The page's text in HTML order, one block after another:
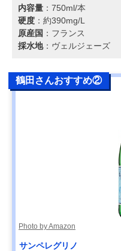
内容量 ：750ml/本
硬度 ：約390mg/L
原産国 ：フランス
採水地：ヴェルジェーズ
鶴田さんおすすめ②
Photo by Amazon
サンペレグリノ